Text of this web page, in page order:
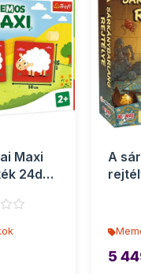
Maxi
24db-
A
5